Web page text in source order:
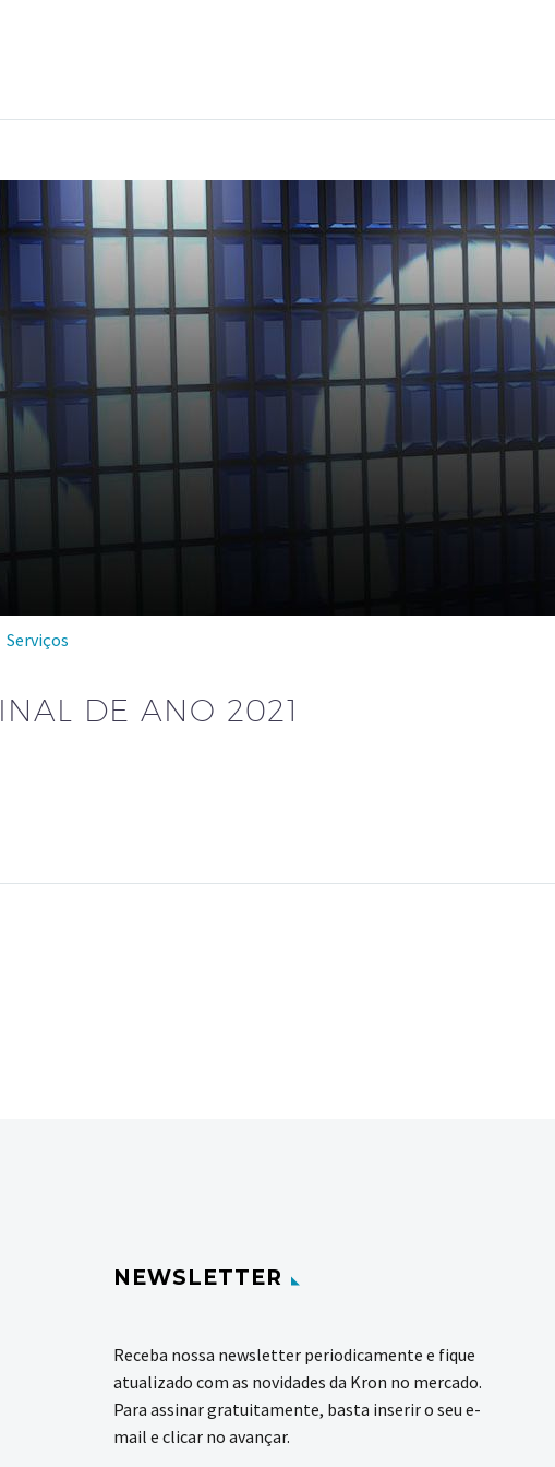
Serviços
DE ANO 2021
NEWSLETTER
Receba nossa newsletter periodicamente e fique
atualizado com as novidades da Kron no mercado.
Para assinar gratuitamente, basta inserir o seu e-
mail e clicar no avançar.